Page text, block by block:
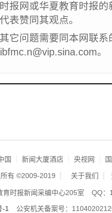
报网或华夏教育时报
表赞同其观点。
它问题需要同本网联
。
国 新闻大厦酒店 央视网
有 ©2009-2019 关于我们
时报新闻采编中心205室
QQ：
-1 公安机关备案号：